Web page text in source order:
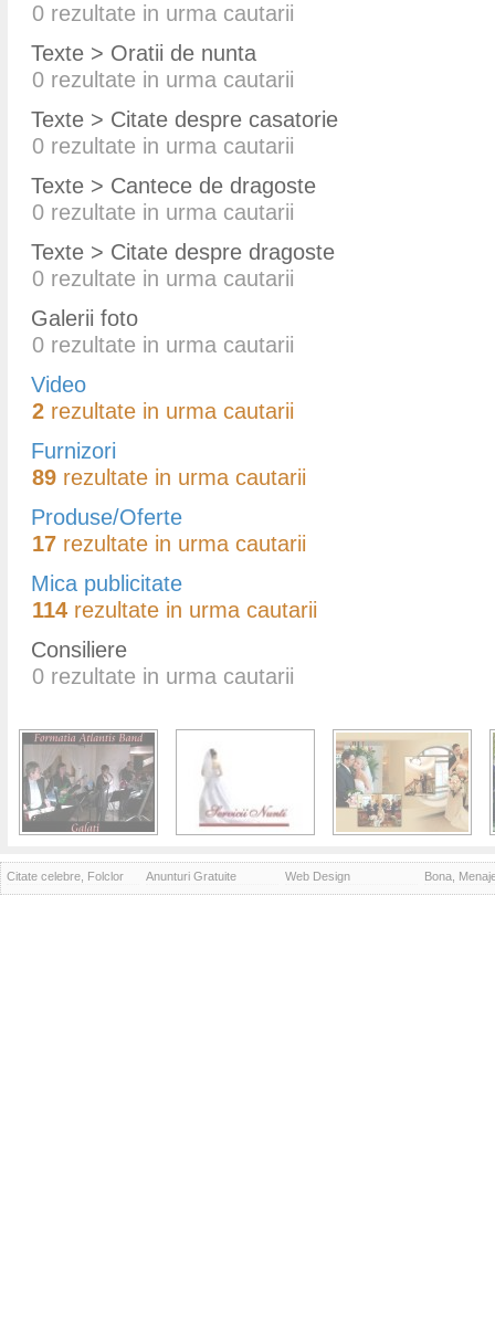
0 rezultate in urma cautarii
Texte > Oratii de nunta
0 rezultate in urma cautarii
Texte > Citate despre casatorie
0 rezultate in urma cautarii
Texte > Cantece de dragoste
0 rezultate in urma cautarii
Texte > Citate despre dragoste
0 rezultate in urma cautarii
Galerii foto
0 rezultate in urma cautarii
Video
2 rezultate in urma cautarii
Furnizori
89 rezultate in urma cautarii
Produse/Oferte
17 rezultate in urma cautarii
Mica publicitate
114 rezultate in urma cautarii
Consiliere
0 rezultate in urma cautarii
Citate celebre, Folclor Anunturi Gratuite Web Design Bona,